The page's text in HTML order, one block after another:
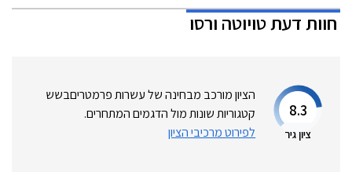
חוות דעתטויוטה ורסו
8.3
ציון גיר
הציון מורכב מבחינה של עשרות פרמטריםבשש
קטגוריות שונות מול הדגמים המתחרים.
לפירוט מרכיבי הציון